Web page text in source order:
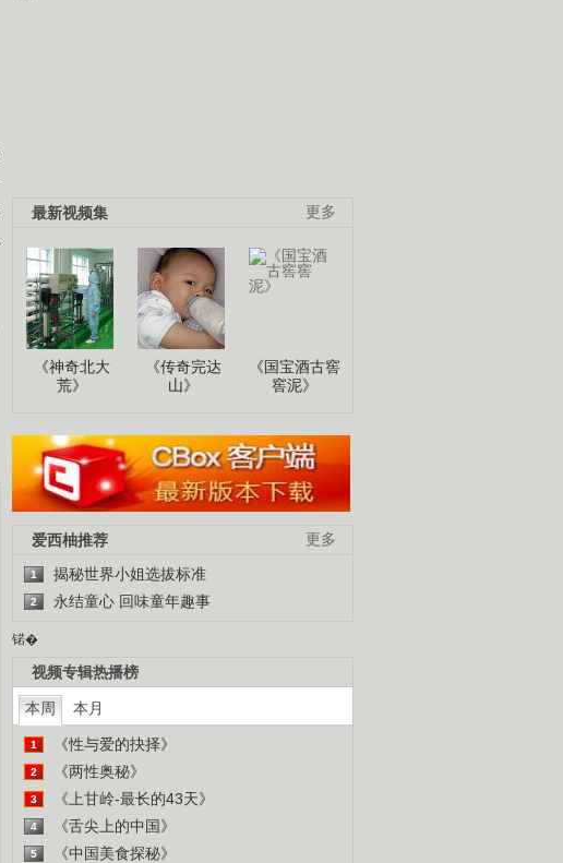
更多
最新视频集
《神奇北大
荒》
《传奇完达
山》
《国宝酒古窖
窖泥》
更多
爱西柚推荐
1 揭秘世界小姐选拔标准
2 永结童心 回味童年趣事
锘�
视频专辑热播榜
本周 本月
1 《性与爱的抉择》
2 《两性奥秘》
3 《上甘岭-最长的43天》
4 《舌尖上的中国》
5 《中国美食探秘》